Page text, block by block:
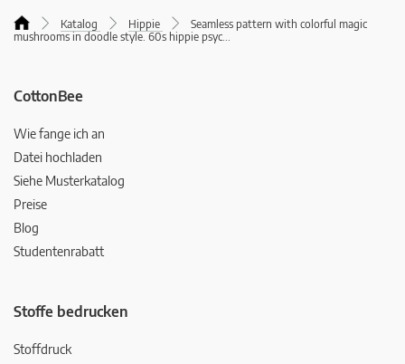
Katalog Hippie
Seamless pattern with colorful magic
mushrooms in doodle style. 60s hippie psyc...
CottonBee
Wie fange ich an
Datei hochladen
Siehe Musterkatalog
Preise
Blog
Studentenrabatt
Stoffe bedrucken
Stoffdruck